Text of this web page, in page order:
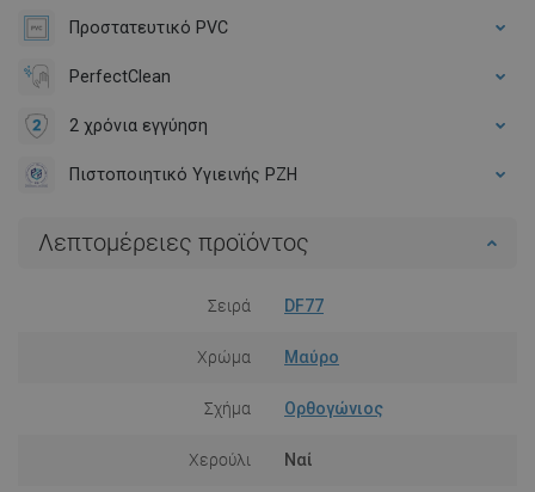
Προστατευτικό PVC
PerfectClean
2 χρόνια εγγύηση
Πιστοποιητικό Υγιεινής PZH
Λεπτομέρειες προϊόντος
Σειρά DF77
Χρώμα Μαύρο
Σχήμα Ορθογώνιος
Χερούλι Ναί